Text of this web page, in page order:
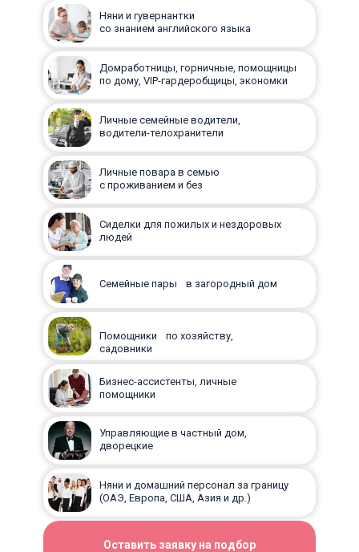
Няни и гувернантки
со знанием английского языка
Домработницы, горничные, помощницы
по дому, VIP-гардеробщицы, экономки
Личные семейные водители,
водители-телохранители
Личные повара в семью
с проживанием и без
Сиделки для пожилых и нездоровых
людей
Семейные пары в загородный дом
Помощники по хозяйству,
садовники
Бизнес-ассистенты, личные
помощники
Управляющие в частный дом,
дворецкие
Няни и домашний персонал за границу
(ОАЭ, Европа, США, Азия и др.)
Оставить заявку на подбор